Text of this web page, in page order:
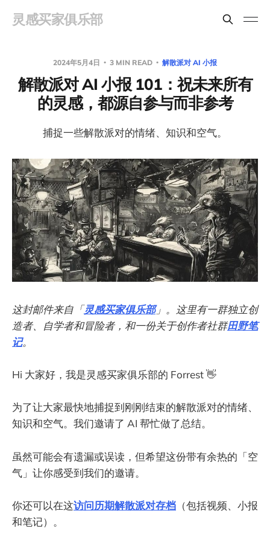
灵感买家俱乐部
2024年5月4日 3 MIN READ 解散派对 AI 小报
解散派对 AI 小报 101：祝未来所有
的灵感，都源自参与而非参考
捕捉一些解散派对的情绪、知识和空气。
这封邮件来自「灵感买家俱乐部」。这里有一群独立创
造者、自学者和冒险者，和一份关于创作者社群田野笔
记。
Hi 大家好，我是灵感买家俱乐部的 Forrest 👋
为了让大家最快地捕捉到刚刚结束的解散派对的情绪、
知识和空气。我们邀请了 AI 帮忙做了总结。
虽然可能会有遗漏或误读，但希望这份带有余热的「空
气」让你感受到我们的邀请。
你还可以在这访问历期解散派对存档 （包括视频、小报
和笔记）。